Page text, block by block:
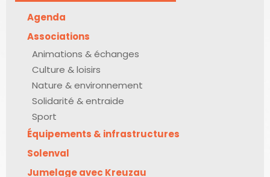
Agenda
Associations
Animations & échanges
Culture & loisirs
Nature & environnement
Solidarité & entraide
Sport
Équipements & infrastructures
Solenval
Jumelage avec Kreuzau